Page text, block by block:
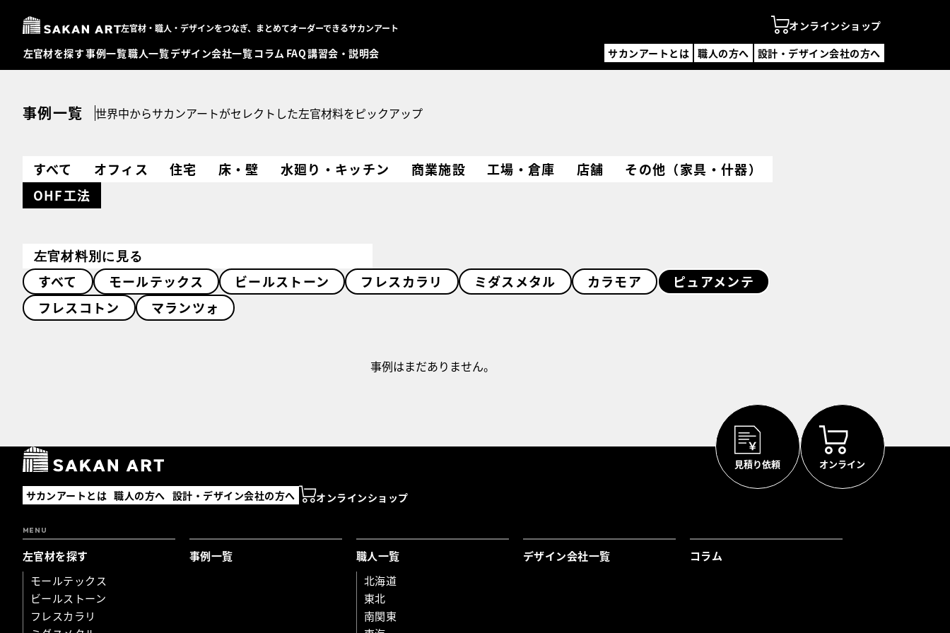
左官材・職人・デザインをつなぎ、まとめてオーダーできるサカンアート
オンラインショップ
左官材を探す事例一覧職人一覧デザイン会社一覧 コラム FAQ講習会・説明会 サカンアートとは 職人の方へ
設計・デザイン会社の方へ
サカンアートとは
左官材を探す
お問い合わせ
事例登録フォーム
事例一覧 世界中からサカンアートがセレクトした左官材料をピックアップ
すべて オフィス 住宅 床・壁 水廻り・キッチン 商業施設 工場・倉庫 店舗
その他（家具・什器）
OHF工法
左官材料別に見る
すべて モールテックス ビールストーン フレスカラリ ミダスメタル カラモア
ピュアメンテ
フレスコトン
マランツォ
事例はまだありません。
サカンアートとは 職人の方へ 設計・デザイン会社の方へ オンラインショップ
MENU
左官材を探す
モールテックス
ビールストーン
フレスカラリ
事例一覧
職人一覧
北海道
東北
南関東
デザイン会社一覧 コラム
見積り依頼 オンライン